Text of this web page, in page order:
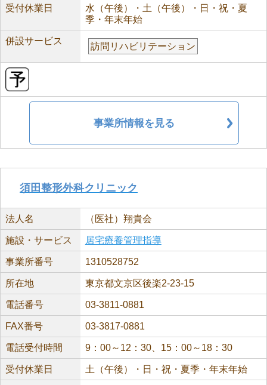
受付休業日
水（午後）・土（午後）・日・祝・夏
季・年末年始
併設サービス
訪問リハビリテーション
事業所情報を見る
須田整形外科クリニック
法人名 （医社）翔貴会
施設・サービス 居宅療養管理指導
事業所番号 1310528752
所在地 東京都文京区後楽2-23-15
電話番号 03-3811-0881
FAX番号 03-3817-0881
電話受付時間 9：00～12：30、15：00～18：30
受付休業日 土（午後）・日・祝・夏季・年末年始